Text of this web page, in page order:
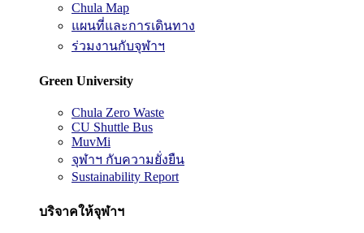
Chula Map
แผนที่และการเดินทาง
ร่วมงานกับจุฬาฯ
Green University
Chula Zero Waste
CU Shuttle Bus
MuvMi
จุฬาฯ กับความยั่งยืน
Sustainability Report
บริจาคให้จุฬาฯ